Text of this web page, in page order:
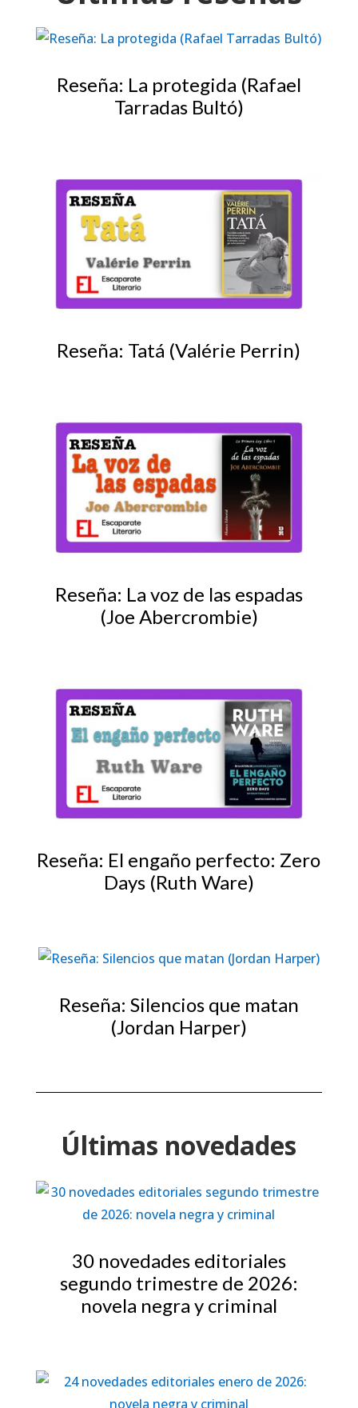
Reseña: La protegida (Rafael
Tarradas Bultó)
Reseña: Tatá (Valérie Perrin)
Reseña: La voz de las espadas
(Joe Abercrombie)
Reseña: El engaño perfecto: Zero
Days (Ruth Ware)
Reseña: Silencios que matan
(Jordan Harper)
Últimas novedades
30 novedades editoriales
segundo trimestre de 2026:
novela negra y criminal